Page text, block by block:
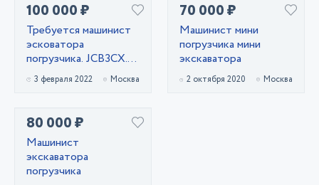
100 000 ₽
Требуется машинист
эсковатора
погрузчика. JCB3CX.
Зарплата. 100000₽
3 февраля 2022 Москва
70 000 ₽
Машинист мини
погрузчика мини
экскаватора
2 октября 2020 Москва
80 000 ₽
Машинист
экскаватора
погрузчика